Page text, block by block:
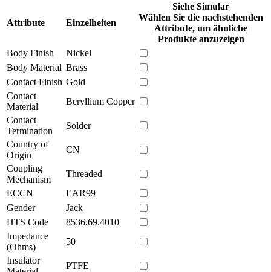
Attribute Einzelheiten
Siehe Simular
Wählen Sie die nachstehenden
Attribute, um ähnliche
Produkte anzuzeigen
Body Finish
Nickel
Body Material Brass
Contact Finish Gold
Contact
Material
Beryllium Copper
Contact
Termination
Solder
Country of
Origin
CN
Coupling
Mechanism
Threaded
ECCN
EAR99
Gender
Jack
HTS Code
8536.69.4010
Impedance
(Ohms)
50
Insulator
PTFE